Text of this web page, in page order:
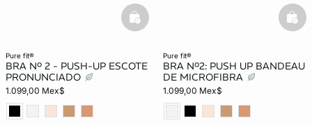
pure fit®
BRA Nº 2 - PUSH-UP ESCOTE
PRONUNCIADO
1.099,00 Mex$
basketfull
pure fit®
BRA Nº2: PUSH UP BANDEAU
DE MICROFIBRA
1.099,00 Mex$